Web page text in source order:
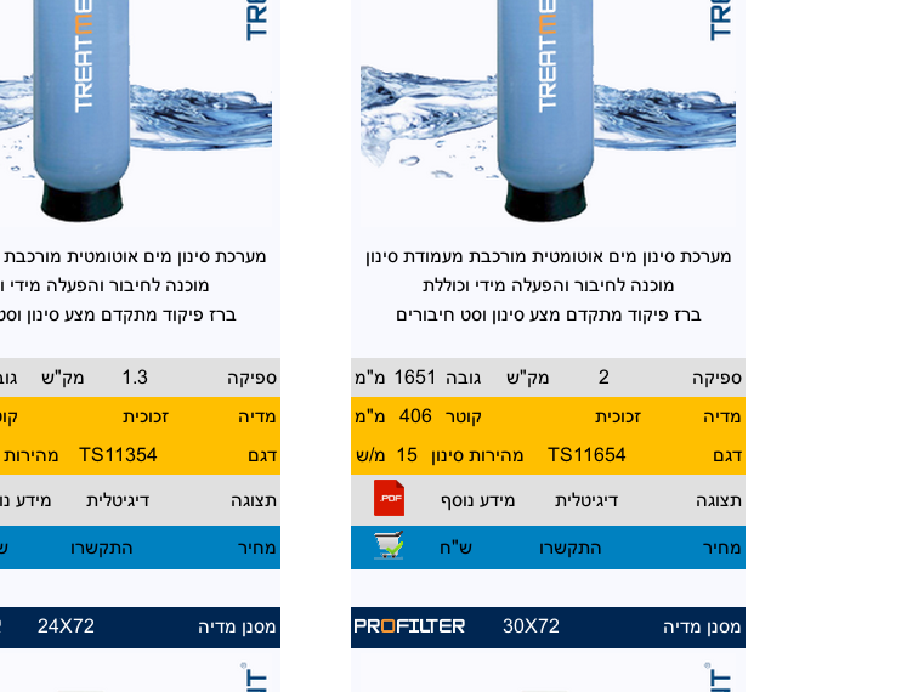
מערכת סינון מים אוטומטית מורכבת
מוכנה לחיבור והפעלה מידי
ברז פיקוד מתקדם מצע סינון
מק"ש 1.3
ספיקה
זכוכית
מדיה
מהירות TS11354 דגם
מידע דיגיטלית תצוגה
התקשרו מחיר
מערכת סינון מים אוטומטית מורכבת מעמודת סינון
מוכנהלחיבור והפעלה מידי וכוללת
ברז פיקוד מתקדם מצע סינון וסט חיבורים
מ"מ 1651 גובה מק"ש 2
ספיקה
מ"מ
406 קוטר זכוכית
מדיה
מ/ש 15 מהירות סינון TS11654 דגם
מידע נוסף דיגיטלית תצוגה
ש"ח התקשרו מחיר
24X72 מסנן מדיה PROFILTER 30X72 מסנן מדיה